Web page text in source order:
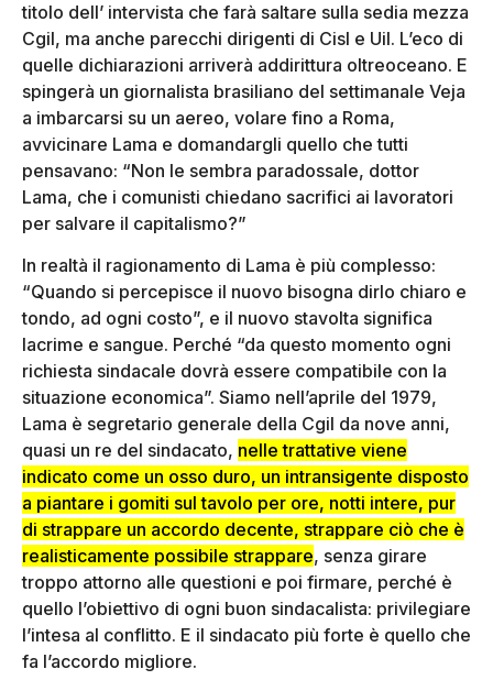
titolo dell’ intervista che farà saltare sulla sedia mezza
Cgil, ma anche parecchi dirigenti di Cisl e Uil. L’eco di
quelle dichiarazioni arriverà addirittura oltreoceano. E
spingerà un giornalista brasiliano del settimanale Veja
a imbarcarsi su un aereo, volare fino a Roma,
avvicinare Lama e domandargli quello che tutti
pensavano: “Non le sembra paradossale, dottor
Lama, che i comunisti chiedano sacrifici ai lavoratori
per salvare il capitalismo?”
In realtà il ragionamento di Lama è più complesso:
“Quando si percepisce il nuovo bisogna dirlo chiaro e
tondo, ad ogni costo”, e il nuovo stavolta significa
lacrime e sangue. Perché “da questo momento ogni
richiesta sindacale dovrà essere compatibile con la
situazione economica”. Siamo nell’aprile del 1979,
Lama è segretario generale della Cgil da nove anni,
quasi un re del sindacato, nelle trattative viene
indicato come un osso duro, un intransigente disposto
a piantare i gomiti sul tavolo per ore, notti intere, pur
di strappare un accordo decente, strappare ciò che è
realisticamente possibile strappare, senza girare
troppo attorno alle questioni e poi firmare, perché è
quello l’obiettivo di ogni buon sindacalista: privilegiare
l’intesa al conflitto. E il sindacato più forte è quello che
fa l’accordo migliore.